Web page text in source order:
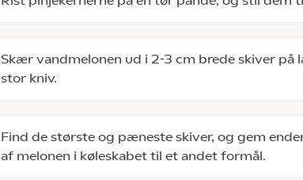
Skær vandmelonen ud i 2-3 cm brede skiver på
stor kniv.
Find de største og pæneste skiver, og gem
af melonen i køleskabet til et andet formål.